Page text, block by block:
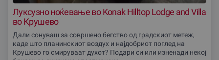
Луксузно ноќевање во Konak Hilltop Lodge and Villa
во Крушево
Дали сонуваш за совршено бегство од градскиот метеж,
каде што планинскиот воздух и најдобриот поглед на
Крушево го смируваат духот? Подари си или изненади некој